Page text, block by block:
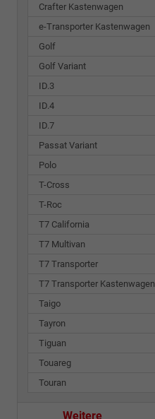
Crafter Kastenwagen
e-Transporter Kastenwagen
Golf
Golf Variant
ID.3
ID.4
ID.7
Passat Variant
Polo
T-Cross
T-Roc
T7 California
T7 Multivan
T7 Transporter
T7 Transporter Kastenwagen
Taigo
Tayron
Tiguan
Touareg
Touran
Weitere